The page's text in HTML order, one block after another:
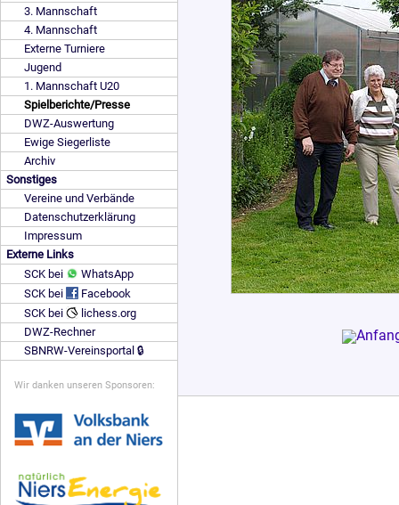
3. Mannschaft
4. Mannschaft
Externe Turniere
Jugend
1. Mannschaft U20
Spielberichte/Presse
DWZ-Auswertung
Ewige Siegerliste
Archiv
Sonstiges
Vereine und Verbände
Datenschutzerklärung
Impressum
Externe Links
SCK bei
WhatsApp
SCK bei
Facebook
SCK bei
lichess.org
DWZ-Rechner
SBNRW-Vereinsportal 🔒
Wir danken unseren Sponsoren: